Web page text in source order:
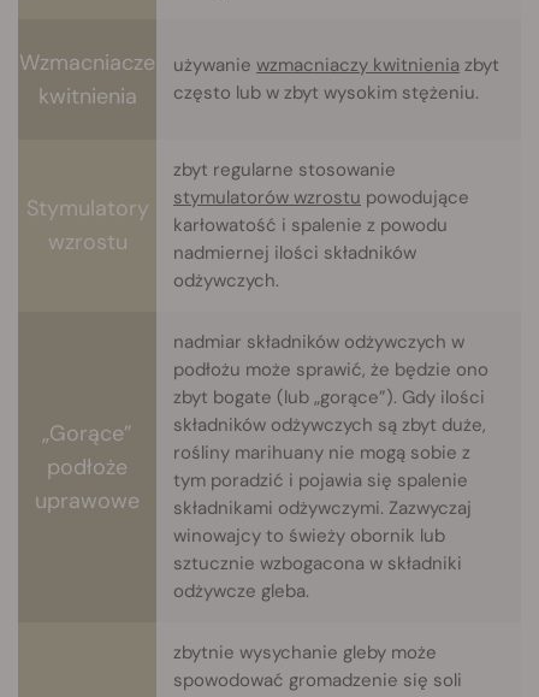
Wzmacniacze
kwitnienia
używanie wzmacniaczy kwitnienia zbyt
często lub w zbyt wysokim stężeniu.
Stymulatory
wzrostu
zbyt regularne stosowanie
stymulatorów wzrostu powodujące
karłowatość i spalenie z powodu
nadmiernej ilości składników
odżywczych.
„Gorące”
podłoże
uprawowe
nadmiar składników odżywczych w
podłożu może sprawić, że będzie ono
zbyt bogate (lub „gorące”). Gdy ilości
składników odżywczych są zbyt duże,
rośliny marihuany nie mogą sobie z
tym poradzić i pojawia się spalenie
składnikami odżywczymi. Zazwyczaj
winowajcy to świeży obornik lub
sztucznie wzbogacona w składniki
odżywcze gleba.
zbytnie wysychanie gleby może
spowodować gromadzenie się soli